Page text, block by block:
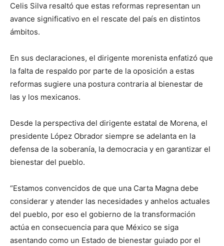
Celis Silva resaltó que estas reformas representan un
avance significativo en el rescate del país en distintos
ámbitos.
En sus declaraciones, el dirigente morenista enfatizó que
la falta de respaldo por parte de la oposición a estas
reformas sugiere una postura contraria al bienestar de
las y los mexicanos.
Desde la perspectiva del dirigente estatal de Morena, el
presidente López Obrador siempre se adelanta en la
defensa de la soberanía, la democracia y en garantizar el
bienestar del pueblo.
“Estamos convencidos de que una Carta Magna debe
considerar y atender las necesidades y anhelos actuales
del pueblo, por eso el gobierno de la transformación
actúa en consecuencia para que México se siga
asentando como un Estado de bienestar guiado por el